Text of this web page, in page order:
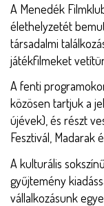
A Menedék
élethelyzetét
társadalmi
játékfilmeket
A fenti
közösen tartjuk a
újévek), és részt
Fesztivál, Madarak
A kulturális
gyűjtemény
vállalkozásunk